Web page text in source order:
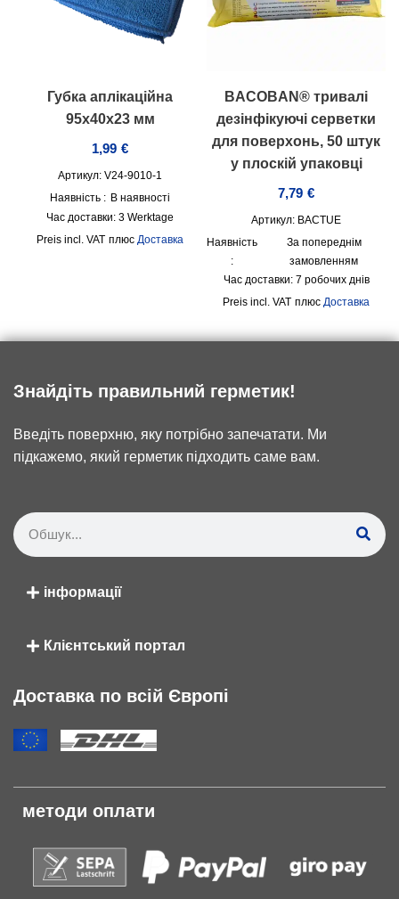
Губка аплікаційна
95х40х23 мм
1,99 €
Артикул: V24-9010-1
Наявність : В наявності
Час доставки: 3 Werktage
incl. VAT плюс Доставка
BACOBAN® тривалі
дезінфікуючі серветки
для поверхонь, 50 штук
у плоскій упаковці
7,79 €
Артикул: BACTUE
Наявність
:
За попереднім
замовленням
Час доставки: 7 робочих днів
incl. VAT плюс Доставка
Знайдіть правильний герметик!
Введіть поверхню, яку потрібно запечатати. Ми
підкажемо, який герметик підходить саме вам.
інформації
Клієнтський портал
Доставка по всій Європі
методи оплати